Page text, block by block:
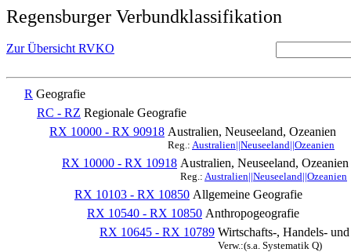
Regensburger Verbundklassifikation
Zur Übersicht RVKO
R Geografie
RC - RZ Regionale Geografie
RX 10000 - RX 90918 Australien, Neuseeland, Ozeanien
Reg.: Australien||Neuseeland||Ozeanien
RX 10000 - RX 10918 Australien, Neuseeland, Ozeanien
Reg.: Australien||Neuseeland||Ozeanien
RX 10103 - RX 10850 Allgemeine Geografie
RX 10540 - RX 10850 Anthropogeografie
RX 10645 - RX 10789 Wirtschafts-, Handels-
Verw.:(s.a. Systematik Q)